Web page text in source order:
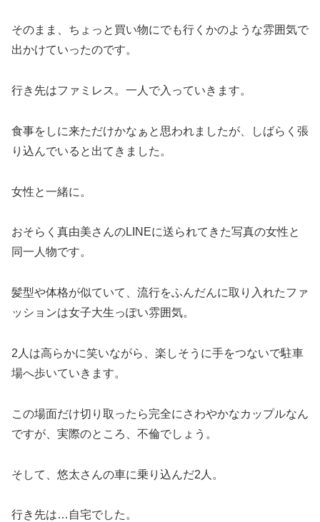
そのまま、ちょっと買い物にでも行くかのような雰囲気で
出かけていったのです。
行き先はファミレス。一人で入っていきます。
食事をしに来ただけかなぁと思われましたが、しばらく張
り込んでいると出てきました。
女性と一緒に。
おそらく真由美さんのLINEに送られてきた写真の女性と
同一人物です。
髪型や体格が似ていて、流行をふんだんに取り入れたファ
ッションは女子大生っぽい雰囲気。
2人は高らかに笑いながら、楽しそうに手をつないで駐車
場へ歩いていきます。
この場面だけ切り取ったら完全にさわやかなカップルなん
ですが、実際のところ、不倫でしょう。
そして、悠太さんの車に乗り込んだ2人。
行き先は…自宅でした。